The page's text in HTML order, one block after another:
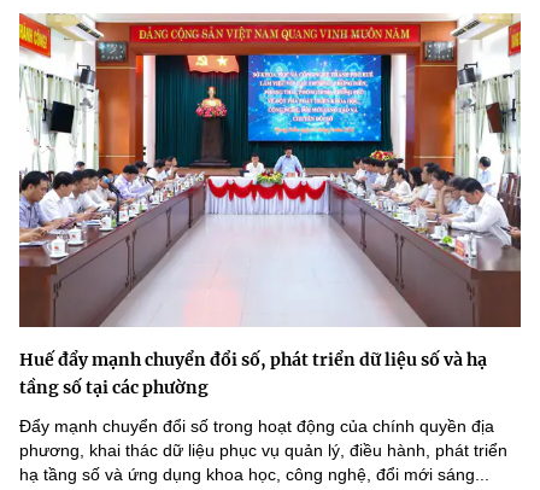
Huế đẩy mạnh chuyển đổi số, phát triển dữ liệu số và hạ
tầng số tại các phường
Đẩy mạnh chuyển đổi số trong hoạt động của chính quyền địa
phương, khai thác dữ liệu phục vụ quản lý, điều hành, phát triển
hạ tầng số và ứng dụng khoa học, công nghệ, đổi mới sáng...